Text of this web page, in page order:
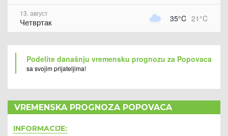
13. август
Четвртак 35°C 21°C
Podelite današnju vremensku prognozu za Popovaca
sa svojim prijateljima!
VREMENSKA PROGNOZA POPOVACA
INFORMACIJE: